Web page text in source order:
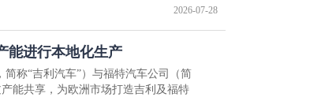
2026-07-28
能进行本地化生产
称“吉利汽车”）与福特汽车公司（简
能共享，为欧洲市场打造吉利及福特